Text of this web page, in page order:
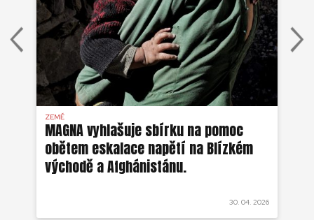
ZEMĚ
MAGNA vyhlašuje sbírku na pomoc
obětem eskalace napětí na Blízkém
východě a Afghánistánu.
30. 04. 2026